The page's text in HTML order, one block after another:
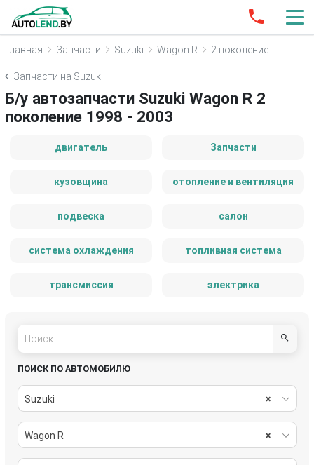
Главная Запчасти Suzuki Wagon R 2 поколение
Запчасти на Suzuki
Б/у автозапчасти Suzuki Wagon R 2
поколение 1998 - 2003
двигатель Запчасти
кузовщина отопление и вентиляция
подвеска салон
система охлаждения топливная система
трансмиссия электрика
ПОИСК ПО АВТОМОБИЛЮ
×
Suzuki
×
Wagon R